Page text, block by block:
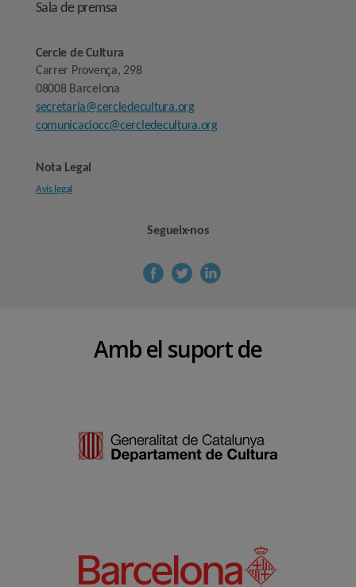
Sala de premsa
Cercle de Cultura
Carrer Provença, 298
08008 Barcelona
secretaria@cercledecultura.org
comunicaciocc@cercledecultura.org
Nota Legal
Avís legal
Segueix-nos
Amb el suport de